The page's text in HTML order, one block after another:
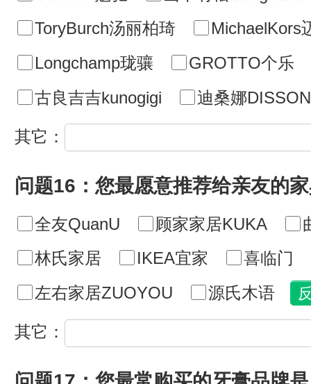
ToryBurch汤丽柏琦
MichaelKors
Longchamp珑骧
GROTTO个乐
古良吉吉kunogigi
迪桑娜
其它：
问题16：您最愿意推荐给亲友的
全友QuanU 顾家家居KUKA
林氏家居
IKEA宜家
喜临门
左右家居ZUOYOU
源氏木语
其它：